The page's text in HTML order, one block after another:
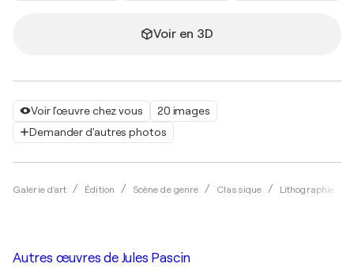
Voir l'œuvre chez vous
20 images
Demander d'autres photos
Galerie d'art Édition Scène de genre Classique Lithographie
Voir en 3D
Autres œuvres de Jules Pascin